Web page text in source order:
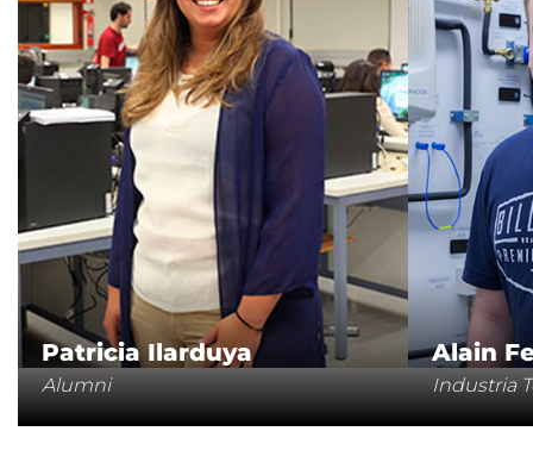
Patricia Ilarduya
Alumni
Alain
Industria